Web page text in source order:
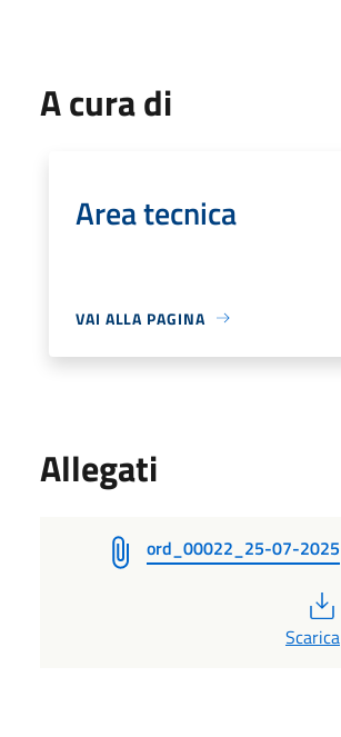
A cura di
Area tecnica
VAI ALLA PAGINA
Allegati
ord_00022_25-07-2025
Scarica